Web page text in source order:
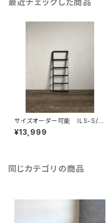
最近チェックした商品
サイズオーダー可能 ILS-S/S
ラダー1台～ アイアン ラダ
ーシェルフ 壁付け棚 ウォー
¥13,999
同じカテゴリの商品